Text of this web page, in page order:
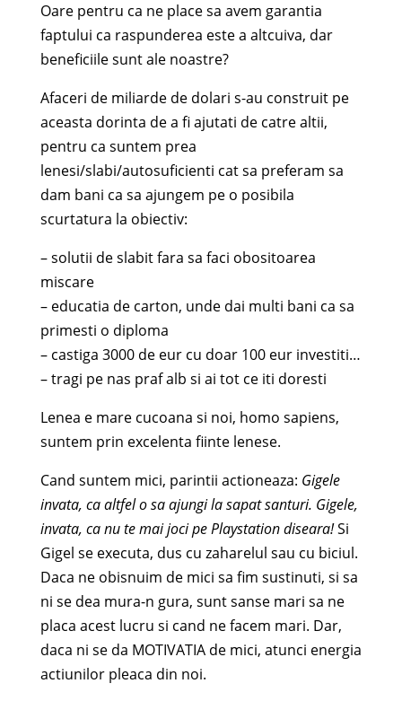
Oare pentru ca ne place sa avem garantia
faptului ca raspunderea este a altcuiva, dar
beneficiile sunt ale noastre?
Afaceri de miliarde de dolari s-au construit pe
aceasta dorinta de a fi ajutati de catre altii,
pentru ca suntem prea
lenesi/slabi/autosuficienti cat sa preferam sa
dam bani ca sa ajungem pe o posibila
scurtatura la obiectiv:
– solutii de slabit fara sa faci obositoarea
miscare
– educatia de carton, unde dai multi bani ca sa
primesti o diploma
– castiga 3000 de eur cu doar 100 eur investiti…
– tragi pe nas praf alb si ai tot ce iti doresti
Lenea e mare cucoana si noi, homo sapiens,
suntem prin excelenta fiinte lenese.
Cand suntem mici, parintii actioneaza: Gigele
invata, ca altfel o sa ajungi la sapat santuri. Gigele,
invata, ca nu te mai joci pe Playstation diseara!Si
Gigel se executa, dus cu zaharelul sau cu biciul.
Daca ne obisnuim de mici sa fim sustinuti, si sa
ni se dea mura-n gura, sunt sanse mari sa ne
placa acest lucru si cand ne facem mari. Dar,
daca ni se da MOTIVATIA de mici, atunci energia
actiunilor pleaca din noi.